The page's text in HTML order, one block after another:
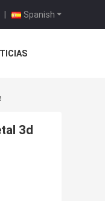
Spanish
|
3d